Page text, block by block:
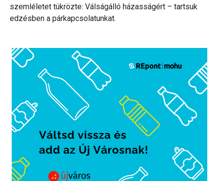
szemléletet tükrözte: Válságálló házasságért – tartsuk
edzésben a párkapcsolatunkat.